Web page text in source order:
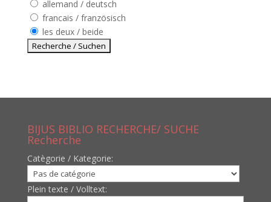
allemand / deutsch
francais / französisch
les deux / beide
BIJUS BIBLIO RECHERCHE/ SUCHE
Recherche
Catègorie / Kategorie:
Plein texte / Volltext: